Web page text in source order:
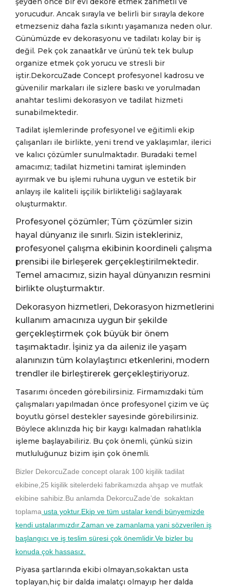
yorucudur. Ancak sırayla ve belirli bir sırayla dekore
etmezseniz daha fazla sıkıntı yaşamanıza neden olur.
Günümüzde ev dekorasyonu ve tadilatı kolay bir iş
değil. Pek çok zanaatkâr ve ürünü tek tek bulup
organize etmek çok yorucu ve stresli bir
iştir.DekorcuZade Concept profesyonel kadrosu ve
güvenilir markaları ile sizlere baskı ve yorulmadan
anahtar teslimi dekorasyon ve tadilat hizmeti
sunabilmektedir.
Tadilat işlemlerinde profesyonel ve eğitimli ekip
çalışanları ile birlikte, yeni trend ve yaklaşımlar, ilerici
ve kalıcı çözümler sunulmaktadır. Buradaki temel
amacımız; tadilat hizmetini tamirat işleminden
ayırmak ve bu işlemi ruhuna uygun ve estetik bir
anlayış ile kaliteli işçilik birlikteliği sağlayarak
oluşturmaktır.
Profesyonel çözümler; Tüm çözümler sizin
hayal dünyanız ile sınırlı. Sizin istekleriniz,
profesyonel çalışma ekibinin koordineli çalışma
prensibi ile birleşerek gerçekleştirilmektedir.
Temel amacımız, sizin hayal dünyanızın resmini
birlikte oluşturmaktır.
Dekorasyon hizmetleri, Dekorasyon hizmetlerini
kullanım amacınıza uygun bir şekilde
gerçekleştirmek çok büyük bir önem
taşımaktadır. İşiniz ya da aileniz ile yaşam
alanınızın tüm kolaylaştırıcı etkenlerini, modern
trendler ile birleştirerek gerçekleştiriyoruz.
Tasarımı önceden görebilirsiniz. Firmamızdaki tüm
çalışmaları yapılmadan önce profesyonel çizim ve üç
boyutlu görsel destekler sayesinde görebilirsiniz.
Böylece aklınızda hiç bir kaygı kalmadan rahatlıkla
işleme başlayabiliriz. Bu çok önemli, çünkü sizin
mutluluğunuz bizim işin çok önemli.
Bizler DekorcuZade concept olarak 100 kişilik tadilat
ekibine,25 kişilik sitelerdeki fabrikamızda ahşap ve mutfak
ekibine sahibiz.Bu anlamda DekorcuZade’de sokaktan
toplama usta yoktur.Ekip ve tüm ustalar kendi bünyemizde
kendi ustalarımızdır.Zaman ve zamanlama yani sözverilen iş
başlangıcı ve iş teslim süresi çok önemlidir.Ve bizler bu
konuda çok hassasız.
Piyasa şartlarında ekibi olmayan,sokaktan usta
toplayan,hiç bir dalda imalatçı olmayıp her dalda